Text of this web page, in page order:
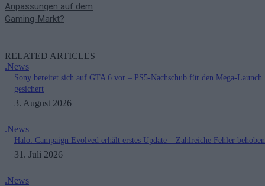
Anpassungen auf dem
Gaming-Markt?
RELATED ARTICLES
.News
Sony bereitet sich auf GTA 6 vor – PS5-Nachschub für den Mega-Launch
gesichert
3. August 2026
.News
Halo: Campaign Evolved erhält erstes Update – Zahlreiche Fehler behoben
31. Juli 2026
.News